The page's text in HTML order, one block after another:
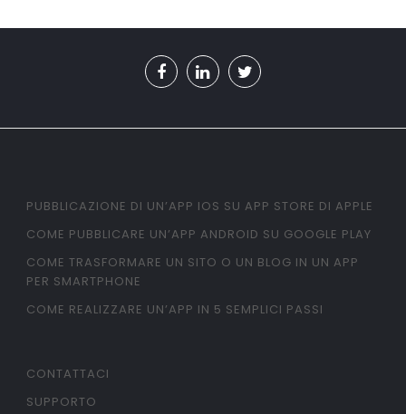
PUBBLICAZIONE DI UN’APP IOS SU APP STORE DI APPLE
COME PUBBLICARE UN’APP ANDROID SU GOOGLE PLAY
COME TRASFORMARE UN SITO O UN BLOG IN UN APP
PER SMARTPHONE
COME REALIZZARE UN’APP IN 5 SEMPLICI PASSI
CONTATTACI
SUPPORTO